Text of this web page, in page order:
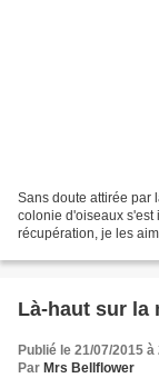
Sans doute attirée par
colonie d'oiseaux s'est
récupération, je les
Là-haut sur la
Publié le 21/07/2015 à
Par Mrs Bellflower